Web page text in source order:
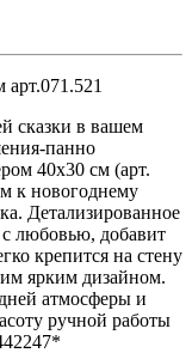
сказки в вашем
панно
40x30 см (арт.
к новогоднему
Детализированное
любовью, добавит
крепится на стену
ярким дизайном.
атмосферы и
ручной работы